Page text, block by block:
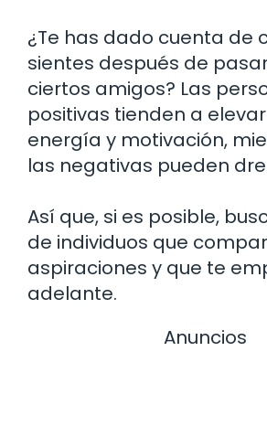
¿Te has dado cuenta de
sientes después de
ciertos amigos? Las
positivas tienden a
energía y motivación,
las negativas pueden
Así que, si es posible,
de individuos que
aspiraciones y que te
adelante.
Anuncios